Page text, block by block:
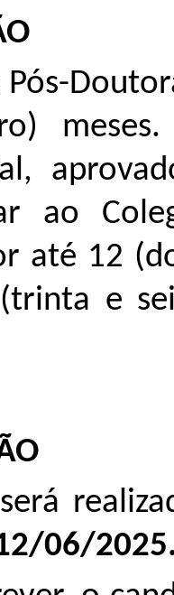
Pós-
ao
até 12
e
06/